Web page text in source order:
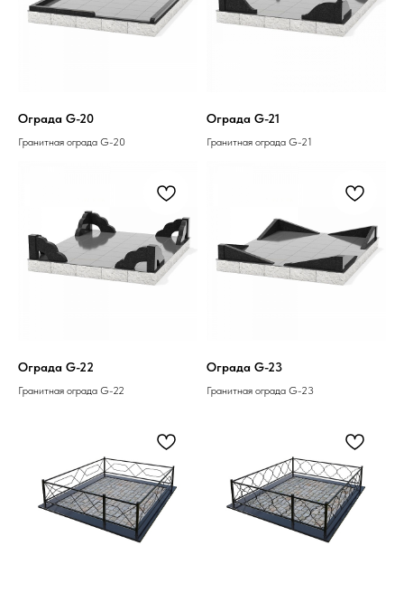
Ограда G-20
Гранитная ограда G-20
Ограда G-21
Гранитная ограда G-21
Ограда G-22
Гранитная ограда G-22
Ограда G-23
Гранитная ограда G-23